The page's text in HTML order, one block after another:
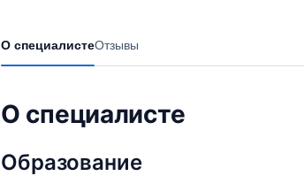
О специалистеОтзывы
О специалисте
Образование